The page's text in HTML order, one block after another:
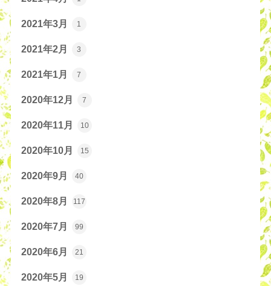
2021年3月 1
2021年2月 3
2021年1月 7
2020年12月 7
2020年11月 10
2020年10月 15
2020年9月 40
2020年8月 117
2020年7月 99
2020年6月 21
2020年5月 19